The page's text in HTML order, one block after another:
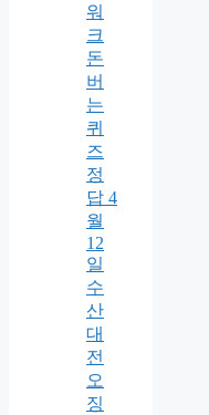
워
크
돈
버
는
퀴
즈
정
답 4
월
12
일
수
산
대
전
오
징